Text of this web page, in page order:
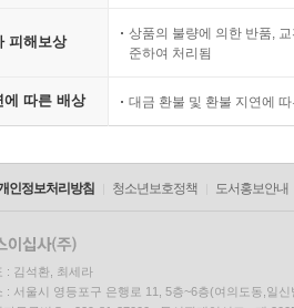
피해보상
상품의 불량에 의한 반품,
준하여 처리됨
에 따른 배상 대금 환불 및 환불 지연에
인정보처리방침 청소년보호정책 도서홍보안내
: 김석환, 최세라
: 서울시 영등포구 은행로 11, 5층~6층(여의도동,일신